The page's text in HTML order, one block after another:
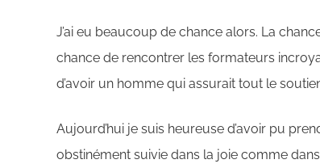
J’ai eu beaucoup de chance alors. La
chance de rencontrer les formateurs
d’avoir un homme qui assurait tout le
Aujourd’hui je suis heureuse d’avoir pu
obstinément suivie dans la joie comme dans